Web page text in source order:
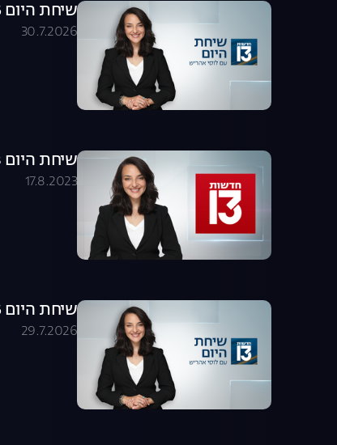
שיחת היום 30.07.26 - התכנית המלאה
30.7.2026
שיחת היום 17.08.23 - התכנית המלאה
17.8.2023
שיחת היום 29.07.26 - התכנית המלאה
29.7.2026